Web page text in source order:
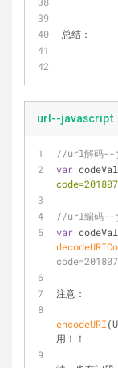
总结：
url--javascript
//url解码--
var
//url编码--
var
注意：
encodeURI
用！！